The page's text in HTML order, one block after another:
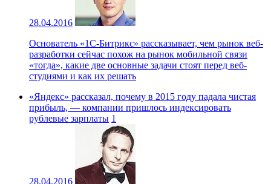
28.04.2016
Основатель «1С-Битрикс» рассказывает, чем рынок веб-
разработки сейчас похож на рынок мобильной связи
«тогда», какие две основные задачи стоят перед веб-
студиями и как их решать
«Яндекс» рассказал, почему в 2015 году падала чистая
прибыль, — компании пришлось индексировать
рублевые зарплаты 1
28.04.2016